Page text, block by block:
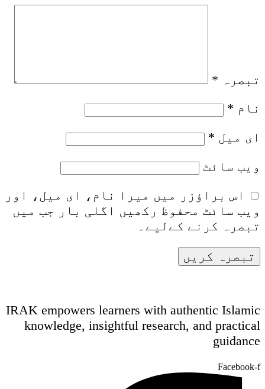
تبصرہ *
نام *
ای میل *
ویب‌ سائٹ
اس براؤزر میں میرا نام، ای میل، اور
ویب سائٹ محفوظ رکھیں اگلی بار جب میں
تبصرہ کرنے کےلیے۔
IRAK empowers learners with authentic Islamic
knowledge, insightful research, and practical
guidance
Facebook-f